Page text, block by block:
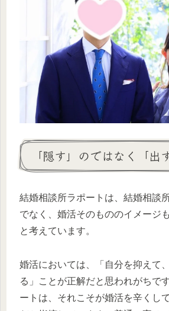
「隠す」のではなく「出
結婚相談所ラポートは、結婚相談
でなく、婚活そのもののイメージ
と考えています。
婚活においては、「自分を抑えて
る」ことが正解だと思われがちで
ートは、それこそが婚活を辛くし